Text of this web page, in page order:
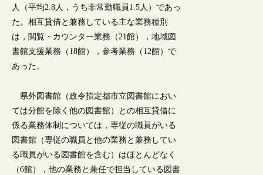
人（平均2.8人，うち非常勤職員1.5人）であっ
た。相互貸借と兼務している主な業務種別
は，閲覧・カウンター業務（21館），地域図
書館支援業務（18館），参考業務（12館）で
あった。
県外図書館（政令指定都市立図書館におい
ては分館を除く他の図書館）との相互貸借に
係る業務体制については，専従の職員がいる
図書館（専従の職員と他の業務と兼務してい
る職員がいる図書館を含む）はほとんどなく
（6館），他の業務と兼任で担当している図書